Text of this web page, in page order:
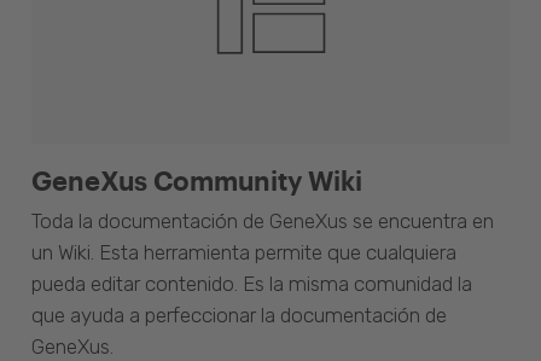
GeneXus Community Wiki
Toda la documentación de GeneXus se encuentra en
un Wiki. Esta herramienta permite que cualquiera
pueda editar contenido. Es la misma comunidad la
que ayuda a perfeccionar la documentación de
GeneXus.